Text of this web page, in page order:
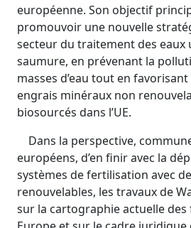
européenne. Son objectif
promouvoir une nouvelle
secteur du traitement des eaux
saumure, en prévenant la
masses d’eau tout en
engrais minéraux non
biosourcés dans l’UE.
Dans la perspective,
européens, d’en finir avec la
systèmes de fertilisation avec
renouvelables, les travaux de
sur la cartographie actuelle des